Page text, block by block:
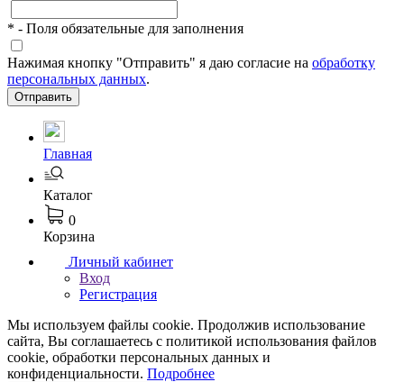
* - Поля обязательные для заполнения
Нажимая кнопку "Отправить" я даю согласие на обработку
персональных данных.
Отправить
Главная
Каталог
0
Корзина
Личный кабинет
Вход
Регистрация
Мы используем файлы cookie. Продолжив использование
сайта, Вы соглашаетесь с политикой использования файлов
cookie, обработки персональных данных и
конфиденциальности. Подробнее